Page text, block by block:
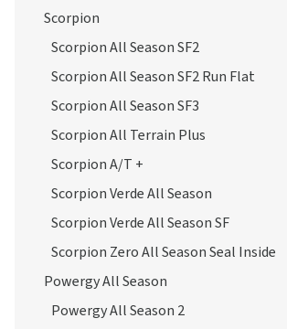
Scorpion
Scorpion All Season SF2
Scorpion All Season SF2 Run Flat
Scorpion All Season SF3
Scorpion All Terrain Plus
Scorpion A/T +
Scorpion Verde All Season
Scorpion Verde All Season SF
Scorpion Zero All Season Seal Inside
Powergy All Season
Powergy All Season 2